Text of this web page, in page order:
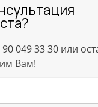
049 33 30 или
Вам!